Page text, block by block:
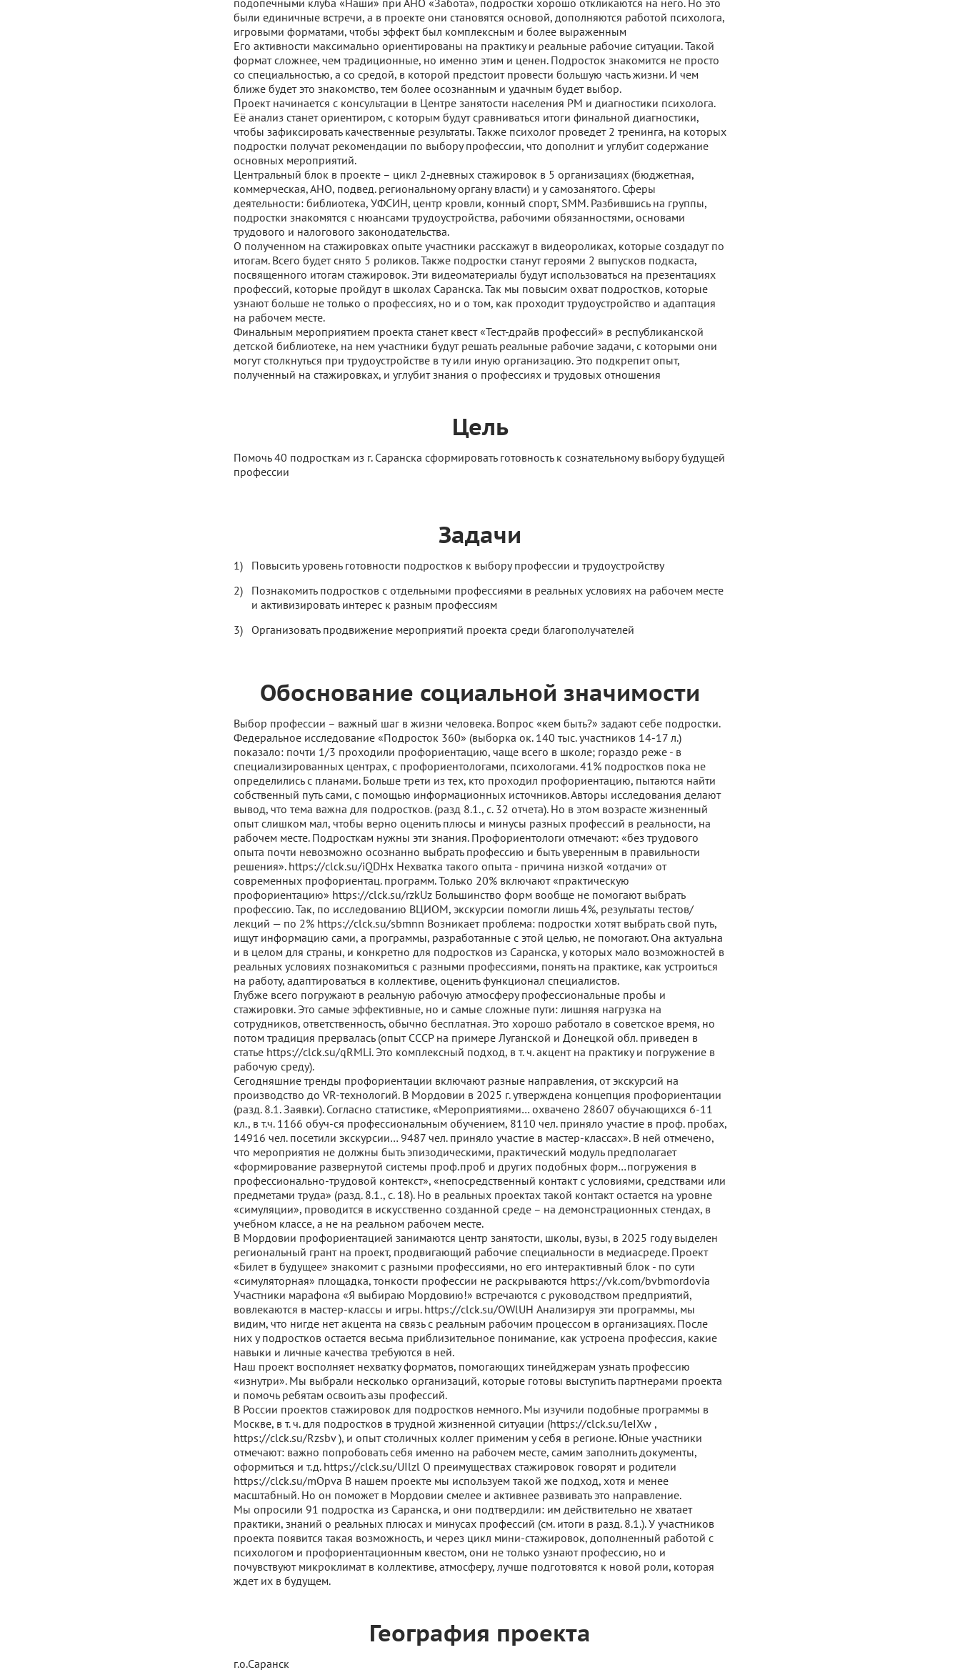
подопечными клуба «Наши» при АНО «Забота», подростки хорошо откликаются на него. Но это
были единичные встречи, а в проекте они становятся основой, дополняются работой психолога,
игровыми форматами, чтобы эффект был комплексным и более выраженным
Его активности максимально ориентированы на практику и реальные рабочие ситуации. Такой
формат сложнее, чем традиционные, но именно этим и ценен. Подросток знакомится не просто
со специальностью, а со средой, в которой предстоит провести большую часть жизни. И чем
ближе будет это знакомство, тем более осознанным и удачным будет выбор.
Проект начинается с консультации в Центре занятости населения РМ и диагностики психолога.
Её анализ станет ориентиром, с которым будут сравниваться итоги финальной диагностики,
чтобы зафиксировать качественные результаты. Также психолог проведет 2 тренинга, на которых
подростки получат рекомендации по выбору профессии, что дополнит и углубит содержание
основных мероприятий.
Центральный блок в проекте – цикл 2-дневных стажировок в 5 организациях (бюджетная,
коммерческая, АНО, подвед. региональному органу власти) и у самозанятого. Сферы
деятельности: библиотека, УФСИН, центр кровли, конный спорт, SMM. Разбившись на группы,
подростки знакомятся с нюансами трудоустройства, рабочими обязанностями, основами
трудового и налогового законодательства.
О полученном на стажировках опыте участники расскажут в видеороликах, которые создадут по
итогам. Всего будет снято 5 роликов. Также подростки станут героями 2 выпусков подкаста,
посвященного итогам стажировок. Эти видеоматериалы будут использоваться на презентациях
профессий, которые пройдут в школах Саранска. Так мы повысим охват подростков, которые
узнают больше не только о профессиях, но и о том, как проходит трудоустройство и адаптация
на рабочем месте.
Финальным мероприятием проекта станет квест «Тест-драйв профессий» в республиканской
детской библиотеке, на нем участники будут решать реальные рабочие задачи, с которыми они
могут столкнуться при трудоустройстве в ту или иную организацию. Это подкрепит опыт,
полученный на стажировках, и углубит знания о профессиях и трудовых отношения
Цель
Помочь 40 подросткам из г. Саранска сформировать готовность к сознательному выбору будущей
профессии
Задачи
Повысить уровень готовности подростков к выбору профессии и трудоустройству
Познакомить подростков с отдельными профессиями в реальных условиях на рабочем месте
и активизировать интерес к разным профессиям
Организовать продвижение мероприятий проекта среди благополучателей
Обоснование социальной значимости
Выбор профессии – важный шаг в жизни человека. Вопрос «кем быть?» задают себе подростки.
Федеральное исследование «Подросток 360» (выборка ок. 140 тыс. участников 14-17 л.)
показало: почти 1/3 проходили профориентацию, чаще всего в школе; гораздо реже - в
специализированных центрах, с профориентологами, психологами. 41% подростков пока не
определились с планами. Больше трети из тех, кто проходил профориентацию, пытаются найти
собственный путь сами, с помощью информационных источников. Авторы исследования делают
вывод, что тема важна для подростков. (разд 8.1., с. 32 отчета). Но в этом возрасте жизненный
опыт слишком мал, чтобы верно оценить плюсы и минусы разных профессий в реальности, на
рабочем месте. Подросткам нужны эти знания. Профориентологи отмечают: «без трудового
опыта почти невозможно осознанно выбрать профессию и быть уверенным в правильности
решения». https://clck.su/iQDHx Нехватка такого опыта - причина низкой «отдачи» от
современных профориентац. программ. Только 20% включают «практическую
профориентацию» https://clck.su/rzkUz Большинство форм вообще не помогают выбрать
профессию. Так, по исследованию ВЦИОМ, экскурсии помогли лишь 4%, результаты тестов/
лекций — по 2% https://clck.su/sbmnn Возникает проблема: подростки хотят выбрать свой путь,
ищут информацию сами, а программы, разработанные с этой целью, не помогают. Она актуальна
и в целом для страны, и конкретно для подростков из Саранска, у которых мало возможностей в
реальных условиях познакомиться с разными профессиями, понять на практике, как устроиться
на работу, адаптироваться в коллективе, оценить функционал специалистов.
Глубже всего погружают в реальную рабочую атмосферу профессиональные пробы и
стажировки. Это самые эффективные, но и самые сложные пути: лишняя нагрузка на
сотрудников, ответственность, обычно бесплатная. Это хорошо работало в советское время, но
потом традиция прервалась (опыт СССР на примере Луганской и Донецкой обл. приведен в
статье https://clck.su/qRMLi. Это комплексный подход, в т. ч. акцент на практику и погружение в
рабочую среду).
Сегодняшние тренды профориентации включают разные направления, от экскурсий на
производство до VR-технологий. В Мордовии в 2025 г. утверждена концепция профориентации
(разд. 8.1. Заявки). Согласно статистике, «Мероприятиями… охвачено 28607 обучающихся 6-11
кл., в т.ч. 1166 обуч-ся профессиональным обучением, 8110 чел. приняло участие в проф. пробах,
14916 чел. посетили экскурсии… 9487 чел. приняло участие в мастер-классах». В ней отмечено,
что мероприятия не должны быть эпизодическими, практический модуль предполагает
«формирование развернутой системы проф.проб и других подобных форм…погружения в
профессионально-трудовой контекст», «непосредственный контакт с условиями, средствами или
предметами труда» (разд. 8.1., с. 18). Но в реальных проектах такой контакт остается на уровне
«симуляции», проводится в искусственно созданной среде – на демонстрационных стендах, в
учебном классе, а не на реальном рабочем месте.
В Мордовии профориентацией занимаются центр занятости, школы, вузы, в 2025 году выделен
региональный грант на проект, продвигающий рабочие специальности в медиасреде. Проект
«Билет в будущее» знакомит с разными профессиями, но его интерактивный блок - по сути
«симуляторная» площадка, тонкости профессии не раскрываются https://vk.com/bvbmordovia
Участники марафона «Я выбираю Мордовию!» встречаются с руководством предприятий,
вовлекаются в мастер-классы и игры. https://clck.su/OWlUH Анализируя эти программы, мы
видим, что нигде нет акцента на связь с реальным рабочим процессом в организациях. После
них у подростков остается весьма приблизительное понимание, как устроена профессия, какие
навыки и личные качества требуются в ней.
Наш проект восполняет нехватку форматов, помогающих тинейджерам узнать профессию
«изнутри». Мы выбрали несколько организаций, которые готовы выступить партнерами проекта
и помочь ребятам освоить азы профессий.
В России проектов стажировок для подростков немного. Мы изучили подобные программы в
Москве, в т. ч. для подростков в трудной жизненной ситуации (https://clck.su/leIXw ,
https://clck.su/Rzsbv ), и опыт столичных коллег применим у себя в регионе. Юные участники
отмечают: важно попробовать себя именно на рабочем месте, самим заполнить документы,
оформиться и т.д. https://clck.su/UIlzl О преимуществах стажировок говорят и родители
https://clck.su/mOpva В нашем проекте мы используем такой же подход, хотя и менее
масштабный. Но он поможет в Мордовии смелее и активнее развивать это направление.
Мы опросили 91 подростка из Саранска, и они подтвердили: им действительно не хватает
практики, знаний о реальных плюсах и минусах профессий (см. итоги в разд. 8.1.). У участников
проекта появится такая возможность, и через цикл мини-стажировок, дополненный работой с
психологом и профориентационным квестом, они не только узнают профессию, но и
почувствуют микроклимат в коллективе, атмосферу, лучше подготовятся к новой роли, которая
ждет их в будущем.
География проекта
г.о.Саранск